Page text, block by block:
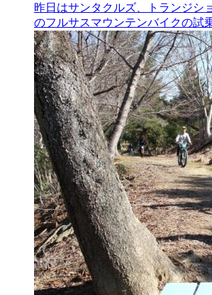
昨日はサンタクルズ、トランジシ
のフルサスマウンテンバイクの試